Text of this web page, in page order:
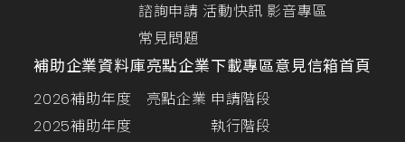
諮詢申請
常見問題
活動快訊 影音專區
補助企業資料庫
2026補助年度
2025補助年度
亮點企業
亮點企業
下載專區
申請階段
執行階段
意見信箱首頁